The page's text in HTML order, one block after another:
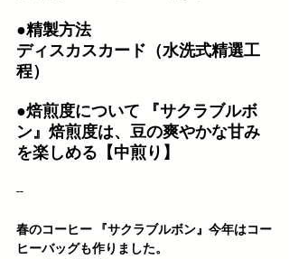
●精製方法
ディスカスカード（水洗式精選工
程）
●焙煎度について 『サクラブルボ
ン』焙煎度は、豆の爽やかな甘み
を楽しめる【中煎り】
--
春のコーヒー 『サクラブルボン』今年はコー
ヒーバッグも作りました。